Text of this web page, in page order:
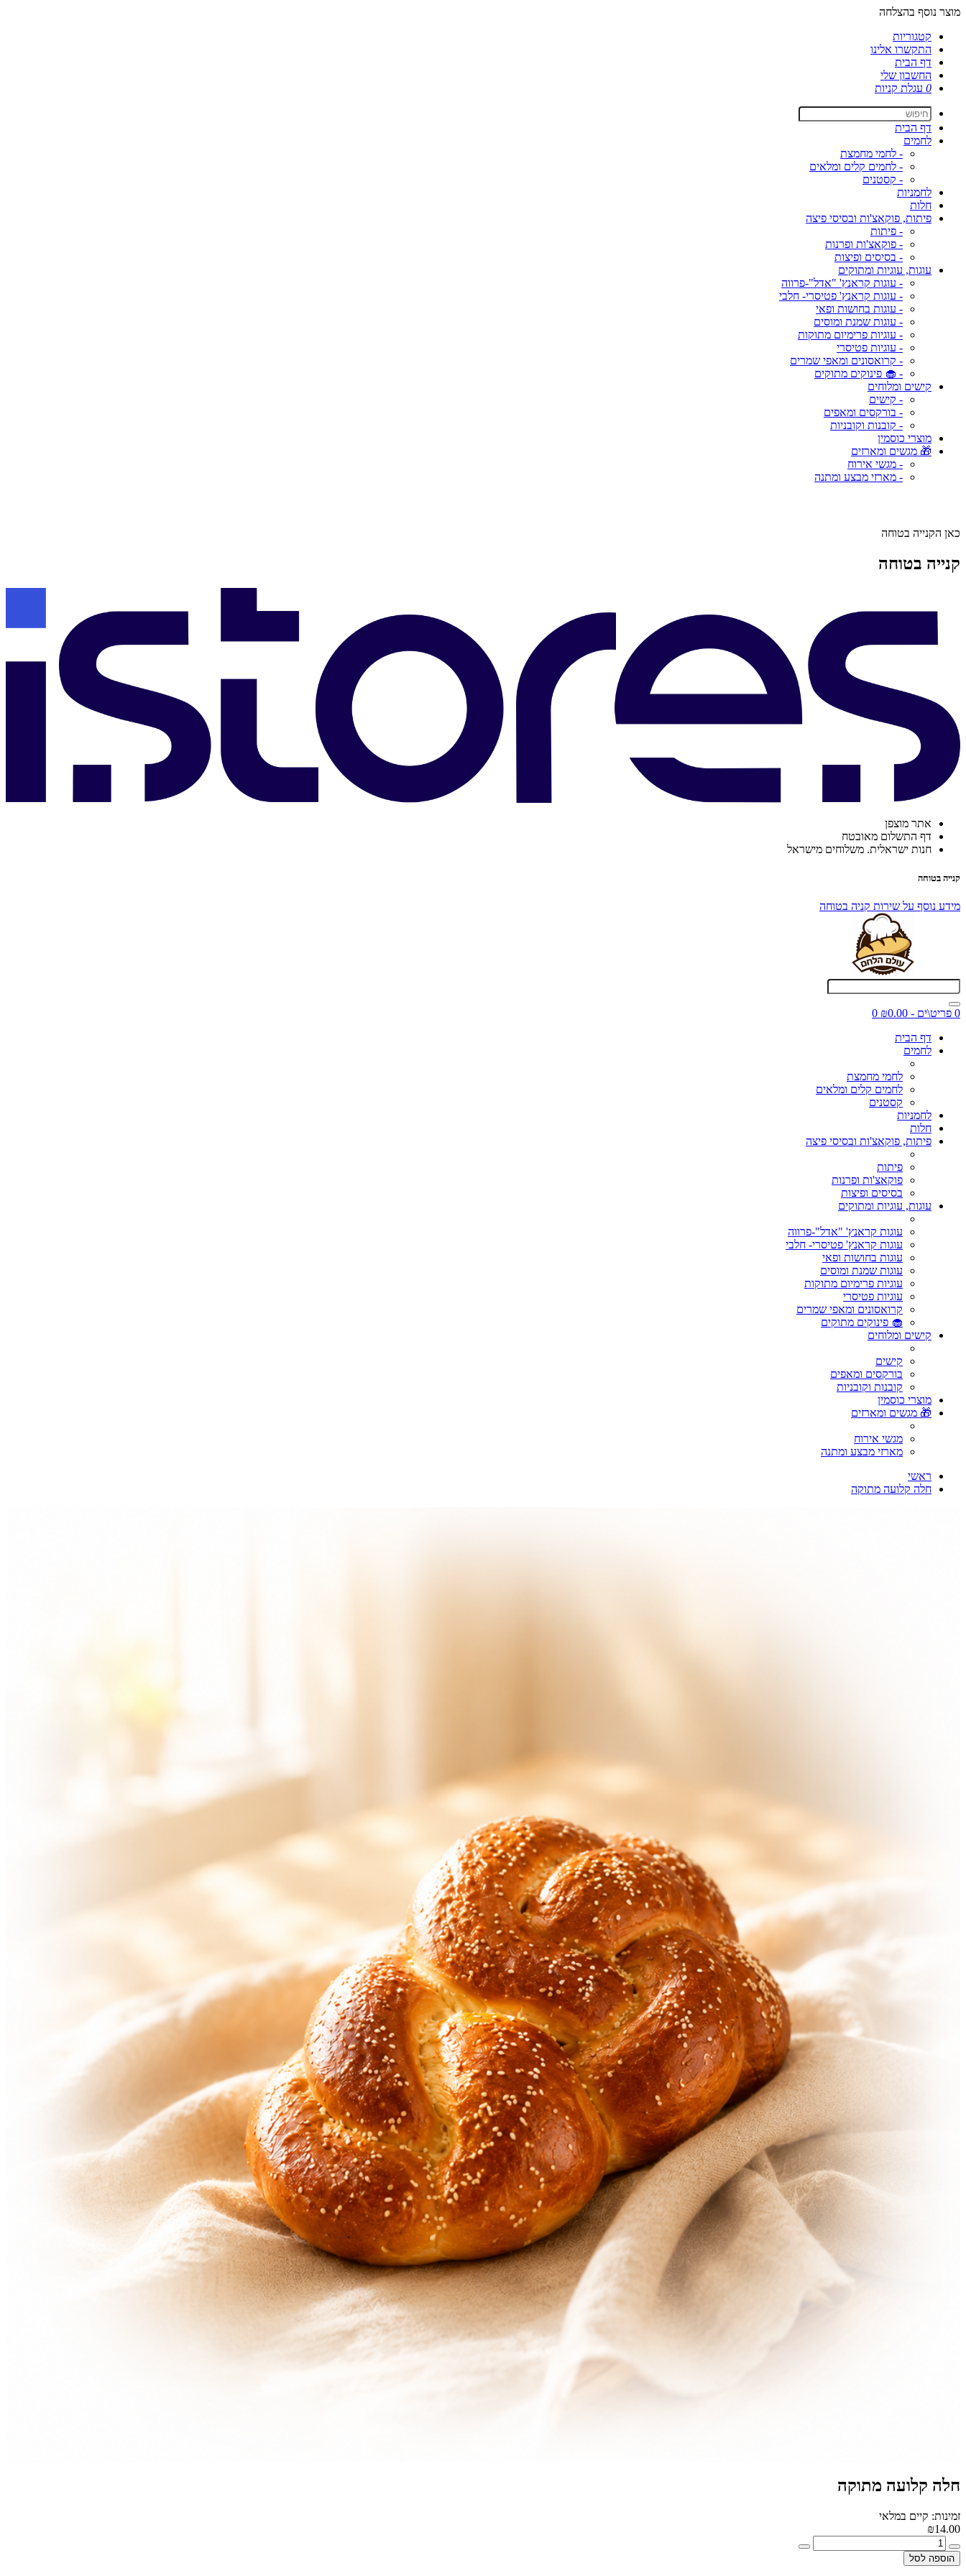
מוצר נוסף בהצלחה
קטגוריות
התקשרו אלינו
דף הבית
החשבון שלי
0 עגלת קניות
דף הבית
לחמים
- לחמי מחמצת
- לחמים קלים ומלאים
- קסטנים
לחמניות
חלות
פיתות, פוקאצ'ות ובסיסי פיצה
- פיתות
- פוקאצ'ות ופרנות
- בסיסים ופיצות
עוגות, עוגיות ומתוקים
- עוגות קראנץ' "אדל"-פרווה
- עוגות קראנץ' פטיסרי- חלבי
- עוגות בחושות ופאי
- עוגות שמנת ומוסים
- עוגיות פרימיום מתוקות
- עוגיות פטיסרי
- קרואסונים ומאפי שמרים
- 🧁 פינוקים מתוקים
קישים ומלוחים
- קישים
- בורקסים ומאפים
- קובנות וקובניות
מוצרי כוסמין
🎁 מגשים ומארזים
- מגשי אירוח
- מארזי מבצע ומתנה
כאן הקנייה בטוחה
קנייה בטוחה
אתר מוצפן
דף התשלום מאובטח
חנות ישראלית. משלוחים מישראל
קנייה בטוחה
מידע נוסף על שירות קניה בטוחה
0 פריט\ים - ₪0.00
0
דף הבית
לחמים
לחמי מחמצת
לחמים קלים ומלאים
קסטנים
לחמניות
חלות
פיתות, פוקאצ'ות ובסיסי פיצה
פיתות
פוקאצ'ות ופרנות
בסיסים ופיצות
עוגות, עוגיות ומתוקים
עוגות קראנץ' "אדל"-פרווה
עוגות קראנץ' פטיסרי- חלבי
עוגות בחושות ופאי
עוגות שמנת ומוסים
עוגיות פרימיום מתוקות
עוגיות פטיסרי
קרואסונים ומאפי שמרים
🧁 פינוקים מתוקים
קישים ומלוחים
קישים
בורקסים ומאפים
קובנות וקובניות
מוצרי כוסמין
🎁 מגשים ומארזים
מגשי אירוח
מארזי מבצע ומתנה
ראשי
חלה קלועה מתוקה
חלה קלועה מתוקה
זמינות: קיים במלאי
₪14.00
הוספה לסל